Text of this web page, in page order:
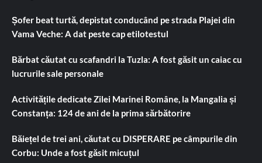
Șofer beat turtă, depistat conducând pe strada Plajei din
Vama Veche: A dat peste cap etilotestul
Bărbat căutat cu scafandri la Tuzla: A fost găsit un caiac cu
lucrurile sale personale
Activitățile dedicate Zilei Marinei Române, la Mangalia și
Constanța: 124 de ani de la prima sărbătorire
Băiețel de trei ani, căutat cu DISPERARE pe câmpurile din
Corbu: Unde a fost găsit micuțul